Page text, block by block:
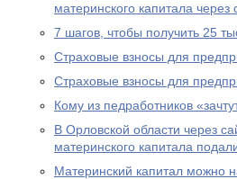
материнского капитала
7 шагов, чтобы получить 25
Страховые взносы для
Страховые взносы для
Кому из педработников
В Орловской области через
материнского капитала
Материнский капитал можно